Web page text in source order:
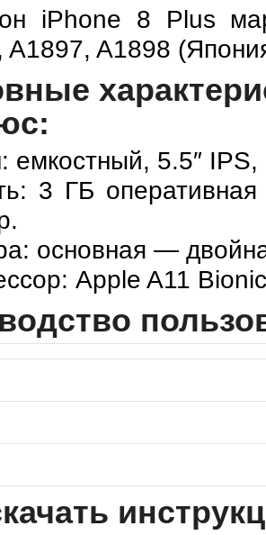
iPhone 8 Plus
A1897, A1898
емкостный, 5.5″
3 ГБ
основная —
Apple A11